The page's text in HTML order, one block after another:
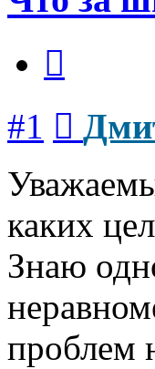
#1
каких
Знаю
проблем